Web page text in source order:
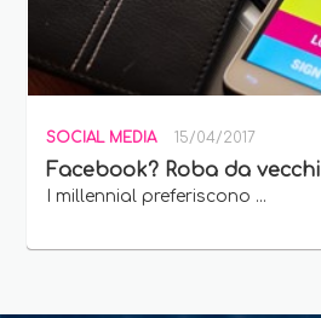
SOCIAL MEDIA 15/04/2017
Facebook? Roba da vecchi
I millennial preferiscono ...